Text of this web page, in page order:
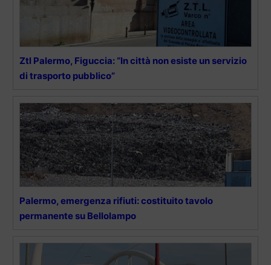
Ztl Palermo, Figuccia: “In città non esiste un servizio
di trasporto pubblico”
Palermo, emergenza rifiuti: costituito tavolo
permanente su Bellolampo